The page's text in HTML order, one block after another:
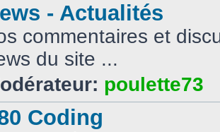
- Actualités
commentaires et
du site ...
poulette73
Coding